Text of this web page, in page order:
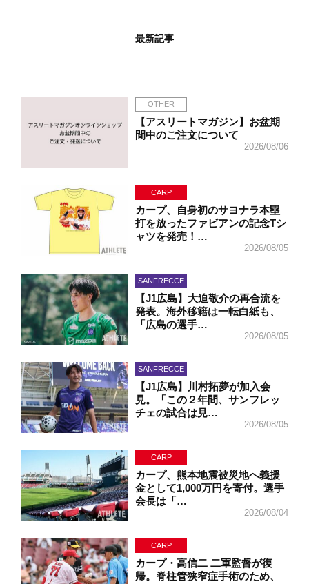
最新記事
OTHER
【アスリートマガジン】お盆期
間中のご注文について
2026/08/06
CARP
カープ、自身初のサヨナラ本塁
打を放ったファビアンの記念Tシ
ャツを発売！…
2026/08/05
SANFRECCE
【J1広島】大迫敬介の再合流を
発表。海外移籍は一転白紙も、
「広島の選手…
2026/08/05
SANFRECCE
【J1広島】川村拓夢が加入会
見。「この２年間、サンフレッ
チェの試合は見…
2026/08/05
CARP
カープ、熊本地震被災地へ義援
金として1,000万円を寄付。選手
会長は「…
2026/08/04
CARP
カープ・高信二 二軍監督が復
帰。脊柱管狭窄症手術のため、